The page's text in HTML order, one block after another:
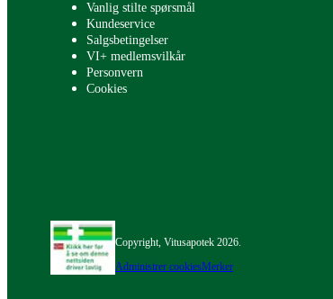
Vanlig stilte spørsmål
Kundeservice
Salgsbetingelser
VI+ medlemsvilkår
Personvern
Cookies
Copyright, Vitusapotek 2026.
Administrer cookiesMerker